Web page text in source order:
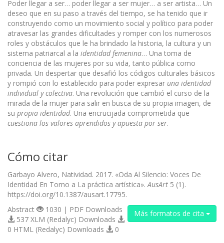
Poder llegar a ser… poder llegar a ser mujer… a ser artista… Un
deseo que en su paso a través del tiempo, se ha tenido que ir
construyendo como un movimiento social y político para poder
atravesar las grandes dificultades y romper con los numerosos
roles y obstáculos que le ha brindado la historia, la cultura y un
sistema patriarcal a la identidad femenina… Una toma de
conciencia de las mujeres por su vida, tanto pública como
privada. Un despertar que desafió los códigos culturales básicos
y rompió con lo establecido para poder expresar una identidad
individual y colectiva. Una revolución que cambió el curso de la
mirada de la mujer para salir en busca de su propia imagen, de
su propia identidad. Una encrucijada comprometida que
cuestiona los valores aprendidos y apuesta por ser.
Cómo citar
Garbayo Alvero, Natividad. 2017. «Oda Al Silencio: Voces De
Identidad En Torno a La práctica artística». AusArt 5 (1).
https://doi.org/10.1387/ausart.17795.
Más formatos de cita
Abstract
1030 | PDF Downloads
537 XLM (Redalyc) Downloads
0 HTML (Redalyc) Downloads
0